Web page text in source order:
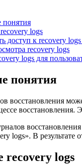
понятия
logs
доступ к recovery
recovery logs
logs для
понятия
восстановления
logs». В результате
recovery logs